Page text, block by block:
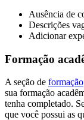
Ausência de
Descrições
Adicionar
Formação
A seção de formação
sua formação
tenha completado.
que você possui as